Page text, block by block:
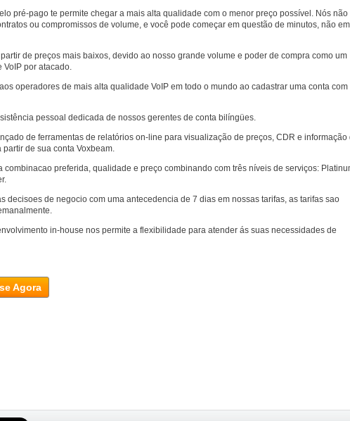
pré-pago te permite chegar a mais alta qualidade com o menor preço possível. Nós não
ou compromissos de volume, e você pode começar em questão de minutos, não em
de preços mais baixos, devido ao nosso grande volume e poder de compra como um
VoIP por atacado.
operadores de mais alta qualidade VoIP em todo o mundo ao cadastrar uma conta com
pessoal dedicada de nossos gerentes de conta bilíngües.
de ferramentas de relatórios on-line para visualização de preços, CDR e informação
partir de sua conta Voxbeam.
combinacao preferida, qualidade e preço combinando com três níveis de serviços:
decisoes de negocio com uma antecedencia de 7 dias em nossas tarifas, as tarifas sao
in-house nos permite a flexibilidade para atender ás suas necessidades de
Agora